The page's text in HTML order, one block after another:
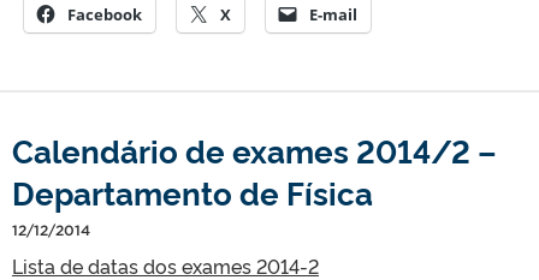
Facebook X E-mail
Calendário de exames 2014/2 –
Departamento de Física
12/12/2014
Lista de datas dos exames 2014-2